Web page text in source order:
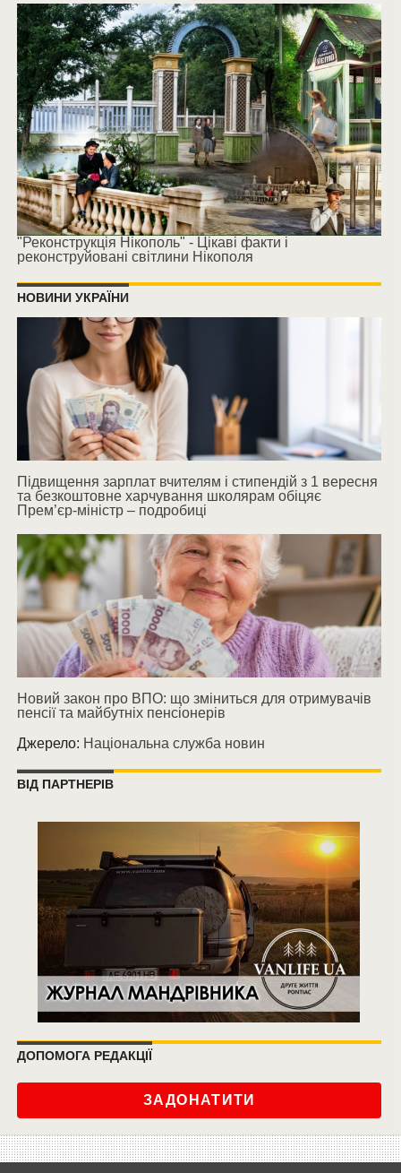
"Реконструкція Нікополь" - Цікаві факти і
реконструйовані світлини Нікополя
НОВИНИ УКРАЇНИ
Підвищення зарплат вчителям і стипендій з 1 вересня
та безкоштовне харчування школярам обіцяє
Прем’єр-міністр – подробиці
Новий закон про ВПО: що зміниться для отримувачів
пенсії та майбутніх пенсіонерів
Джерело: Національна служба новин
ВІД ПАРТНЕРІВ
ДОПОМОГА РЕДАКЦІЇ
ЗАДОНАТИТИ